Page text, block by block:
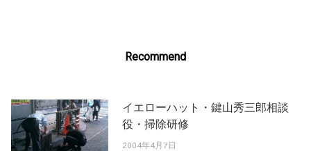
Recommend
イエローハット・鍵山秀三郎相談
役・掃除研修
2004年4月7日